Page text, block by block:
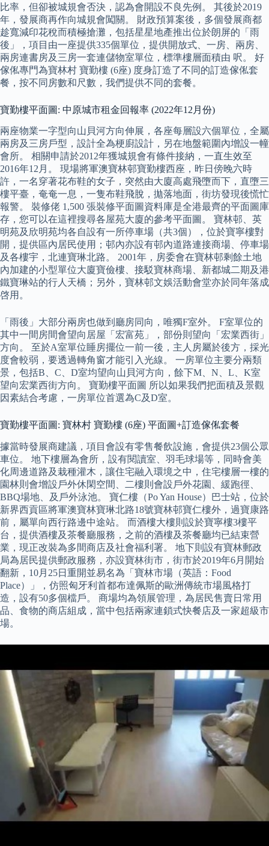
比率，但卻被城規會否決，認為會開設不良先例。 其後於2019
年，發展商再作向城規會闖關。 財政預算案後，多個發展商都
趁寬減印花稅而積極搶灘，包括星星地產推出位於朗屏的「雨
後」，項目由一座提供335個單位，提供開放式、一房、兩房、
兩房連書房及三房一套連儲物室單位，標準樓層面積由 呎。 好
傢俬專門為寶林村 寶勤樓 (6座) 度身訂造了不同的訂造傢俬套
餐，按不同房數和尺數，我們提供不同的套餐。
寶勤樓平面圖: 中原城市租金回報率 (2022年12月份)
兩座物業一字型向山貝河方向伸展，各座每層設六個單位，全屬
兩房及三房戶型，設計全為梗廚設計，另在地盤範圍內增設一幢
會所。 相關申請於2012年獲城規會有條件接納，一直生效至
2016年12月。 現場將軍澳寶林邨寶勤樓西座，昨日傍晚六時
許，一名穿著花布鞋的女子，突然由大廈高處飛墮而下，直墮三
樓平臺，奄奄一息，一隻布鞋飛脫，拋落地面，街坊發現後慌忙
報警。 裝修佬 1,500 張裝修平面圖資料庫是全港最齊的平面圖庫
存，您可以在這裡搜尋各屋苑大廈的參考平面圖。 寶林邨、英
明苑及欣明苑均各自設有一所停車場（共3個），位於寶寧樓對
開，提供區內居民使用；邨內亦設有邨內道路連接商場、停車場
及各樓宇，北連寶琳北路。 2001年，房委會在寶林邨剩餘土地
內加建的小型單位大廈寶儉樓、接駁寶林商場、新都城二期及港
鐵寶琳站的行人天橋；另外，寶林邨文娛活動會堂亦於同年落成
啓用。
「雨後」大部分兩房也做到廳房同向，唯獨F室外。 F室單位的
其中一間房間會望向居屋「宏富苑」，部份則望向「宏業西街」
方向。 至於A室單位睡房擺位一前一後，主人房屬於後方，採光
度會較弱，要透過轉角窗才能引入光線。 一房單位主要分兩類
景，包括B、C、D室均望向山貝河方向，餘下M、N、L、K室
望向宏業西街方向。 寶勤樓平面圖 所以如果我們把面積及景觀
因素結合考慮，一房單位首選為C及D室。
寶勤樓平面圖: 寶林村 寶勤樓 (6座) 平面圖+訂造傢俬套餐
據當時發展商建議，項目會設有零售餐飲設施，會提供23個公眾
車位。 地下樓層為會所，設有閱讀室、羽毛球場等，同時會美
化周邊道路及栽種灌木，讓住宅融入環境之中，住宅樓層一樓的
園林則會增設戶外休閑空間、二樓則會設戶外花園、緩跑徑、
BBQ場地、及戶外泳池。 寶仁樓（Po Yan House）巴士站，位於
新界西貢區將軍澳寶林寶琳北路18號寶林邨寶仁樓外，過寶康路
前，屬單向西行路邊中途站。 而酒樓大樓則設於寶寧樓3樓平
台，提供酒樓及茶餐廳服務，之前的酒樓及茶餐廳均已結束營
業，現正改裝為多間商店及社會福利署。 地下則設有寶林郵政
局為居民提供郵政服務，亦設寶林街市，街市於2019年6月開始
翻新，10月25日重開並易名為「寶林市場（英語：Food
Place）」，仿照匈牙利首都布達佩斯的歐洲傳統市場風格打
造，設有50多個檔戶。 商場均為領展管理，為居民售賣日常用
品、食物的商店組成，當中包括兩家連鎖式快餐店及一家超級市
場。